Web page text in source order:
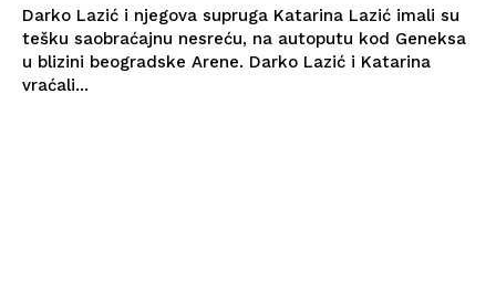
Darko Lazić i njegova supruga Katarina Lazić imali su
tešku saobraćajnu nesreću, na autoputu kod Geneksa
u blizini beogradske Arene. Darko Lazić i Katarina
vraćali...